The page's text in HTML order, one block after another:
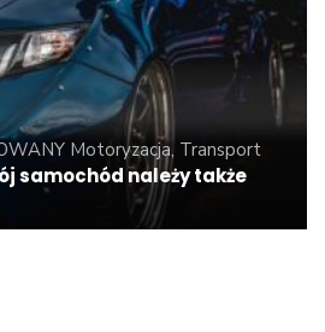
Motoryzacja, Transport
samochód należy także